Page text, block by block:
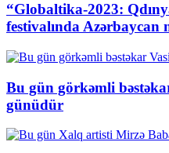
“Globaltika-2023:
festivalında Azərbaycan
Bu gün görkəmli
günüdür